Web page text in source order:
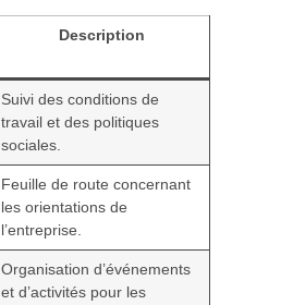
Description
Suivi des conditions de
travail et des politiques
sociales.
Feuille de route concernant
les orientations de
l’entreprise.
Organisation d’événements
et d’activités pour les